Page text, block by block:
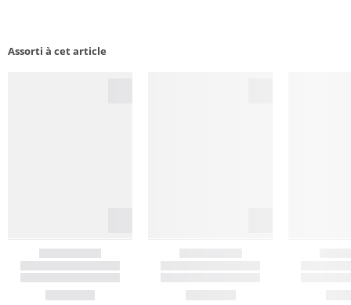
Assorti à cet article